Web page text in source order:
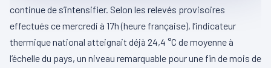
continue de s’intensifier. Selon les relevés provisoires
effectués ce mercredi à 17h (heure française), l’indicateur
thermique national atteignait déjà 24,4 °C de moyenne à
l’échelle du pays, un niveau remarquable pour une fin de mois de